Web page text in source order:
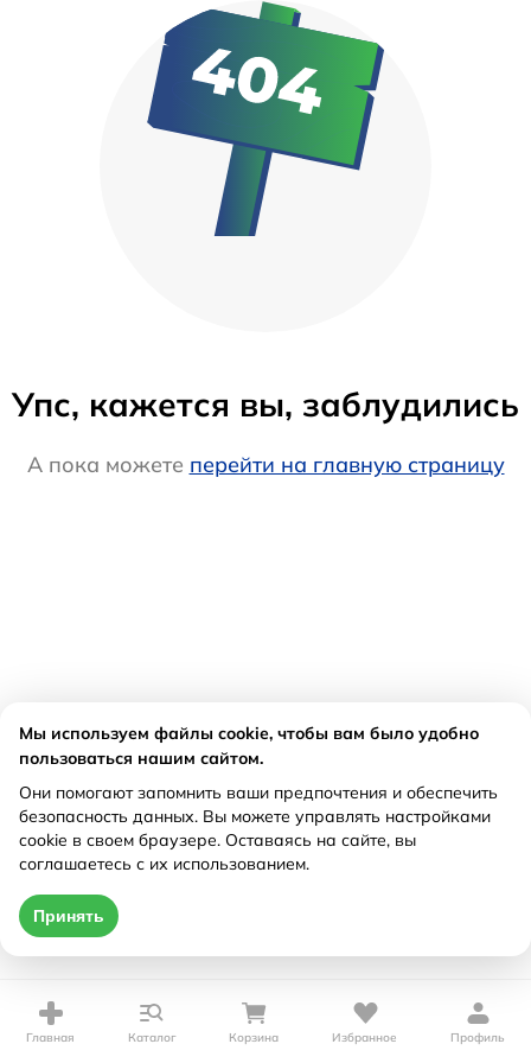
Упс, кажется вы, заблудились
А пока можете перейти на главную страницу
Главная Каталог Корзина Избранное Профиль
Мы используем файлы cookie, чтобы вам было удобно
пользоваться нашим сайтом.
Они помогают запомнить ваши предпочтения и обеспечить
безопасность данных. Вы можете управлять настройками
cookie в своем браузере. Оставаясь на сайте, вы
соглашаетесь с их использованием.
Принять